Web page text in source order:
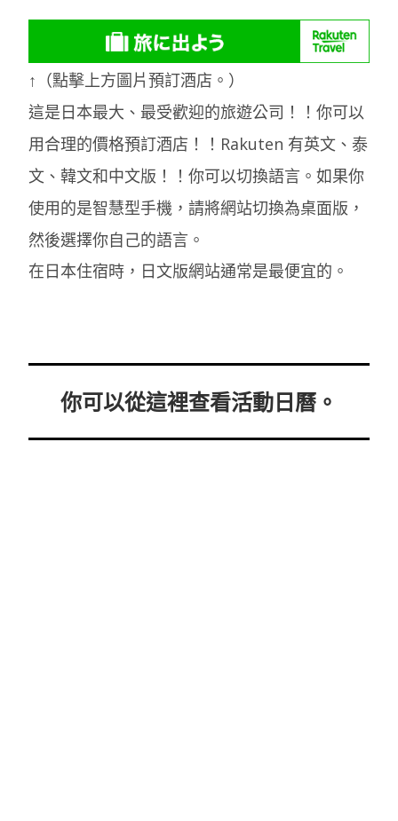
↑（點擊上方圖片預訂酒店。）
這是日本最大、最受歡迎的旅遊公司！！你可以
用合理的價格預訂酒店！！Rakuten 有英文、泰
文、韓文和中文版！！你可以切換語言。如果你
使用的是智慧型手機，請將網站切換為桌面版，
然後選擇你自己的語言。
在日本住宿時，日文版網站通常是最便宜的。
你可以從這裡查看活動日曆。